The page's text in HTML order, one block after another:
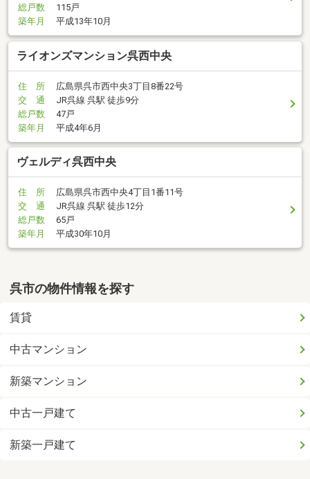
総戸数
115戸
築年月
平成13年10月
ライオンズマンション呉西中央
住 所
広島県呉市西中央3丁目8番22号
交 通
JR呉線 呉駅 徒歩9分
総戸数
47戸
築年月
平成4年6月
ヴェルディ呉西中央
住 所
広島県呉市西中央4丁目1番11号
交 通
JR呉線 呉駅 徒歩12分
総戸数
65戸
築年月
平成30年10月
呉市の物件情報を探す
賃貸
中古マンション
新築マンション
中古一戸建て
新築一戸建て